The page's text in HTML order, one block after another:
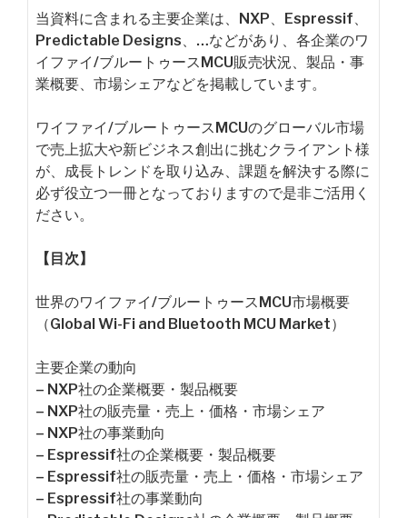
当資料に含まれる主要企業は、NXP、Espressif、
Predictable Designs、…などがあり、各企業のワ
イファイ/ブルートゥースMCU販売状況、製品・事
業概要、市場シェアなどを掲載しています。
ワイファイ/ブルートゥースMCUのグローバル市場
で売上拡大や新ビジネス創出に挑むクライアント様
が、成長トレンドを取り込み、課題を解決する際に
必ず役立つ一冊となっておりますので是非ご活用く
ださい。
【目次】
世界のワイファイ/ブルートゥースMCU市場概要
（Global Wi-Fi and Bluetooth MCU Market）
主要企業の動向
– NXP社の企業概要・製品概要
– NXP社の販売量・売上・価格・市場シェア
– NXP社の事業動向
– Espressif社の企業概要・製品概要
– Espressif社の販売量・売上・価格・市場シェア
– Espressif社の事業動向